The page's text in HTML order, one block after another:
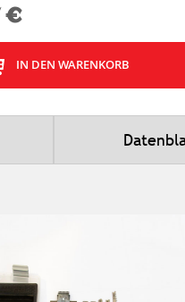
€
IN DEN WARENKORB